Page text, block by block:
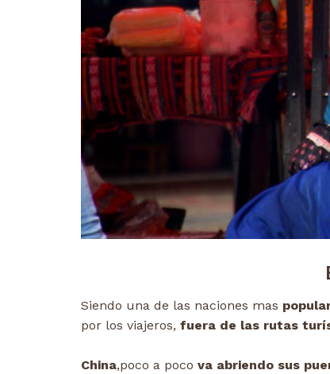
Siendo una de las naciones mas
por los viajeros, fuera de las rutas
China,poco a poco va abriendo sus